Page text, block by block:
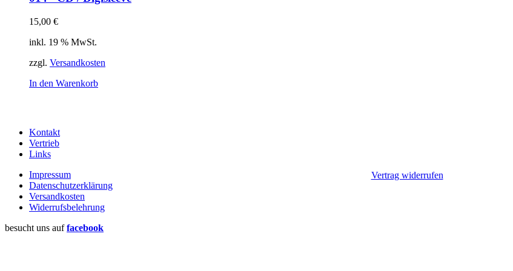
15,00 €
inkl. 19 % MwSt.
zzgl. Versandkosten
In den Warenkorb
Kontakt
Vertrieb
Links
Impressum
Datenschutzerklärung
Versandkosten
Widerrufsbelehrung
besucht uns auffacebook
Vertrag widerrufen